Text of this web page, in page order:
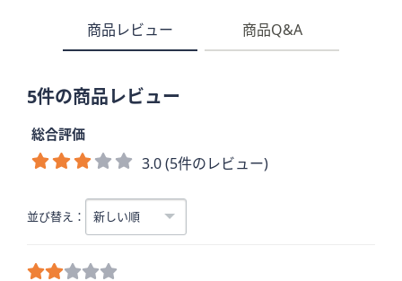
商品レビュー 商品Q&A
5件の商品レビュー
総合評価
3.0 (5件のレビュー)
並び替え：